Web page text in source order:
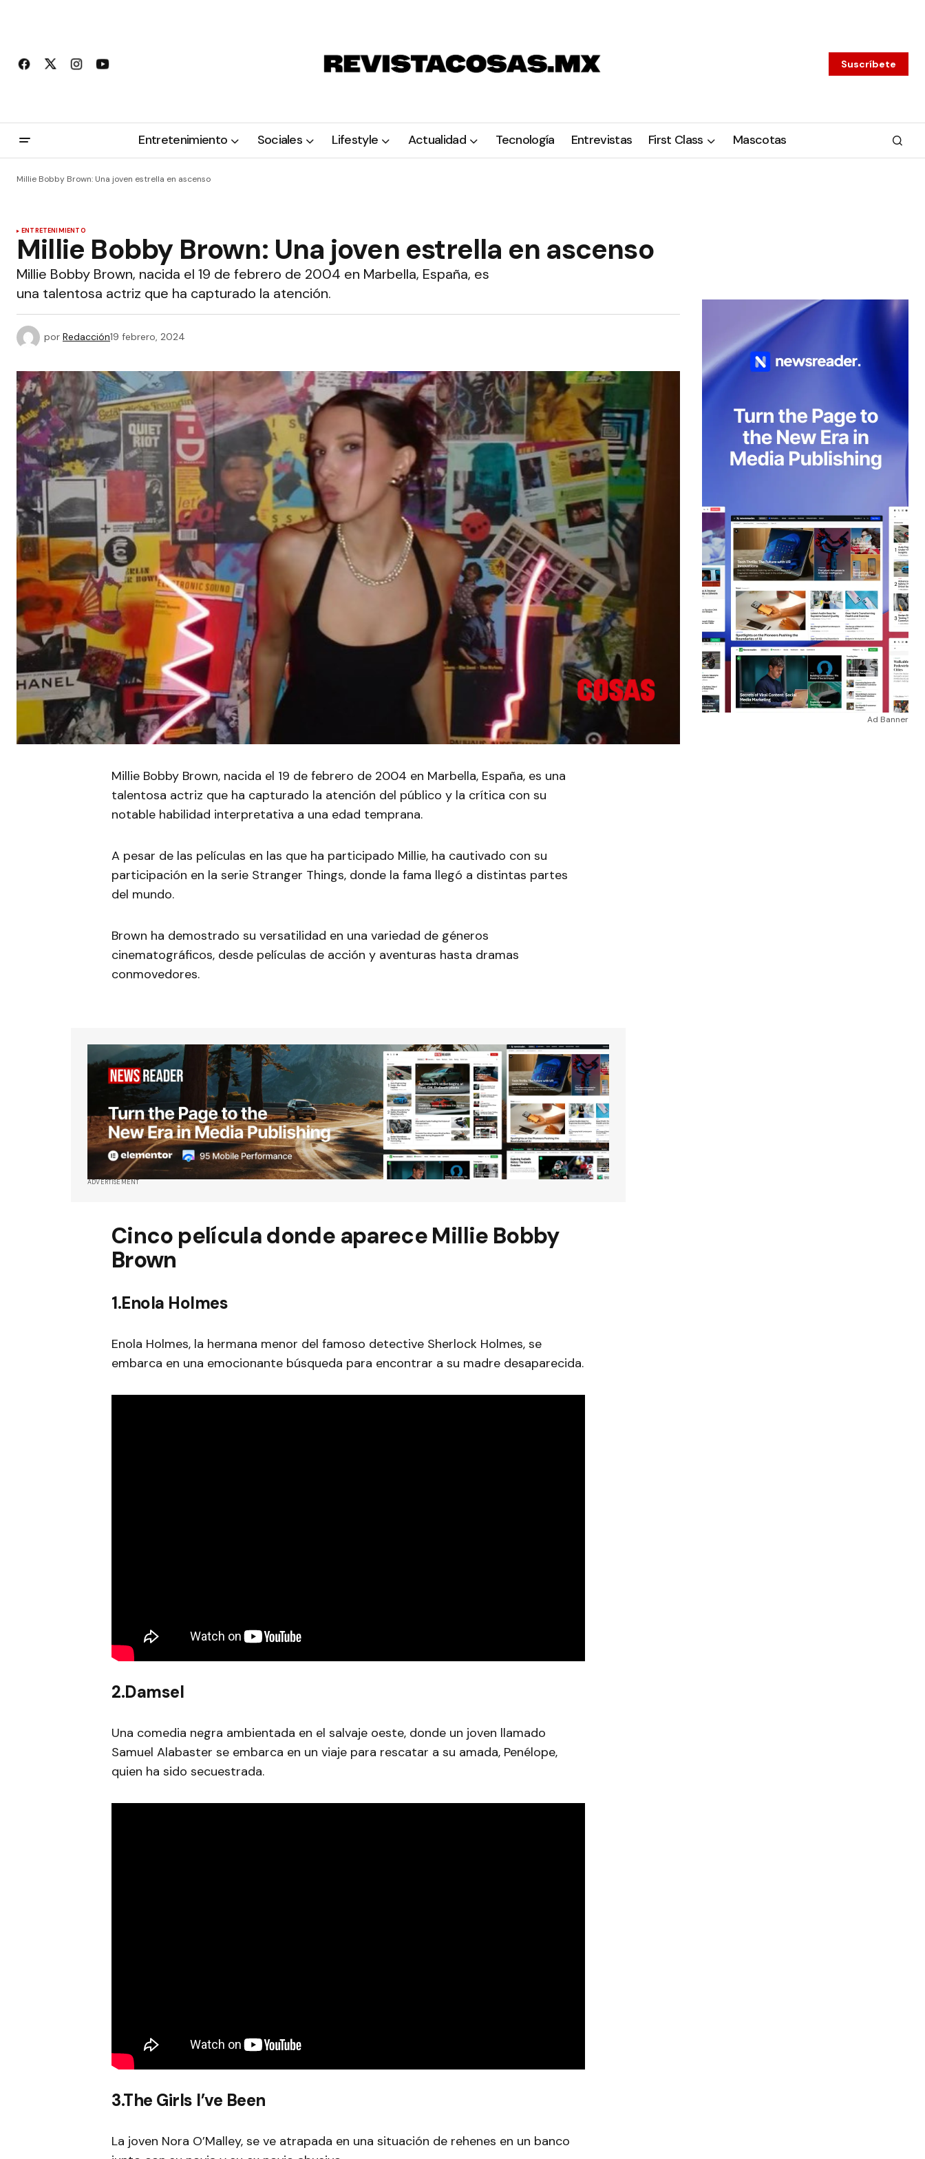
Suscríbete
Entretenimiento Sociales Lifestyle Actualidad Tecnología Entrevistas First Class Mascotas
Millie Bobby Brown: Una joven estrella en ascenso
ENTRETENIMIENTO
Millie Bobby Brown: Una joven estrella en ascenso
Millie Bobby Brown, nacida el 19 de febrero de 2004 en Marbella, España, es
una talentosa actriz que ha capturado la atención.
por Redacción19 febrero, 2024
Millie Bobby Brown, nacida el 19 de febrero de 2004 en Marbella, España, es una
talentosa actriz que ha capturado la atención del público y la crítica con su
notable habilidad interpretativa a una edad temprana.
A pesar de las películas en las que ha participado Millie, ha cautivado con su
participación en la serie Stranger Things, donde la fama llegó a distintas partes
del mundo.
Brown ha demostrado su versatilidad en una variedad de géneros
cinematográficos, desde películas de acción y aventuras hasta dramas
conmovedores.
ADVERTISEMENT
Cinco película donde aparece Millie Bobby
Brown
1.Enola Holmes
Enola Holmes, la hermana menor del famoso detective Sherlock Holmes, se
embarca en una emocionante búsqueda para encontrar a su madre desaparecida.
2.Damsel
Una comedia negra ambientada en el salvaje oeste, donde un joven llamado
Samuel Alabaster se embarca en un viaje para rescatar a su amada, Penélope,
quien ha sido secuestrada.
3.The Girls I’ve Been
La joven Nora O’Malley, se ve atrapada en una situación de rehenes en un banco
Ad Banner